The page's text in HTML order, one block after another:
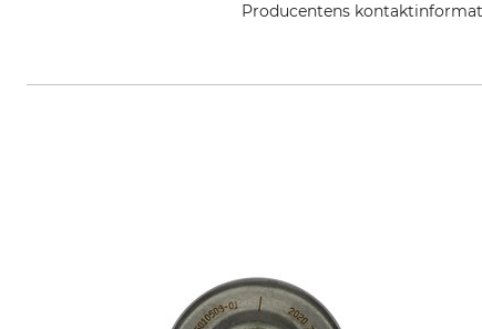
Producentens